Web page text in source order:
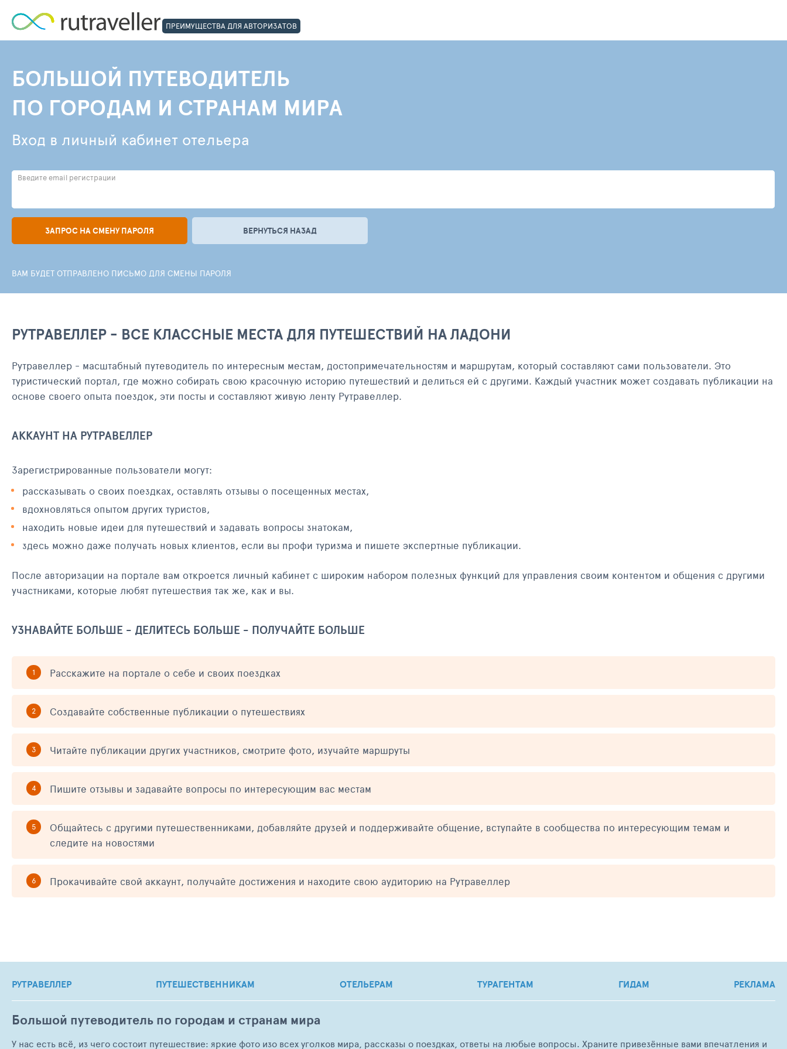
ПРЕИМУЩЕСТВА ДЛЯ АВТОРИЗАТОВ
БОЛЬШОЙ ПУТЕВОДИТЕЛЬ
ПО ГОРОДАМ И СТРАНАМ МИРА
Вход в личный кабинет отельера
Введите email регистрации
ЗАПРОС НА СМЕНУ ПАРОЛЯ ВЕРНУТЬСЯ НАЗАД
ВАМ БУДЕТ ОТПРАВЛЕНО ПИСЬМО ДЛЯ СМЕНЫ ПАРОЛЯ
РУТРАВЕЛЛЕР - ВСЕ КЛАССНЫЕ МЕСТА ДЛЯ ПУТЕШЕСТВИЙ НА ЛАДОНИ
Рутравеллер - масштабный путеводитель по интересным местам, достопримечательностям и маршрутам, который составляют сами пользователи. Это
туристический портал, где можно собирать свою красочную историю путешествий и делиться ей с другими. Каждый участник может создавать публикации на
основе своего опыта поездок, эти посты и составляют живую ленту Рутравеллер.
АККАУНТ НА РУТРАВЕЛЛЕР
Зарегистрированные пользователи могут:
рассказывать о своих поездках, оставлять отзывы о посещенных местах,
вдохновляться опытом других туристов,
находить новые идеи для путешествий и задавать вопросы знатокам,
здесь можно даже получать новых клиентов, если вы профи туризма и пишете экспертные публикации.
После авторизации на портале вам откроется личный кабинет с широким набором полезных функций для управления своим контентом и общения с другими
участниками, которые любят путешествия так же, как и вы.
УЗНАВАЙТЕ БОЛЬШЕ - ДЕЛИТЕСЬ БОЛЬШЕ - ПОЛУЧАЙТЕ БОЛЬШЕ
Расскажите на портале о себе и своих поездках
Создавайте собственные публикации о путешествиях
Читайте публикации других участников, смотрите фото, изучайте маршруты
Пишите отзывы и задавайте вопросы по интересующим вас местам
Общайтесь с другими путешественниками, добавляйте друзей и поддерживайте общение, вступайте в сообщества по интересующим темам и
следите на новостями
Прокачивайте свой аккаунт, получайте достижения и находите свою аудиторию на Рутравеллер
РУТРАВЕЛЛЕР ПУТЕШЕСТВЕННИКАМ ОТЕЛЬЕРАМ ТУРАГЕНТАМ ГИДАМ РЕКЛАМА
Большой путеводитель по городам и странам мира
У нас есть всё, из чего состоит путешествие: яркие фото изо всех уголков мира, рассказы о поездках, ответы на любые вопросы. Храните привезённые вами впечатления и